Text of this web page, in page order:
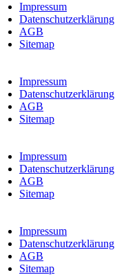
Impressum
Datenschutzerklärung
AGB
Sitemap
Impressum
Datenschutzerklärung
AGB
Sitemap
Impressum
Datenschutzerklärung
AGB
Sitemap
Impressum
Datenschutzerklärung
AGB
Sitemap